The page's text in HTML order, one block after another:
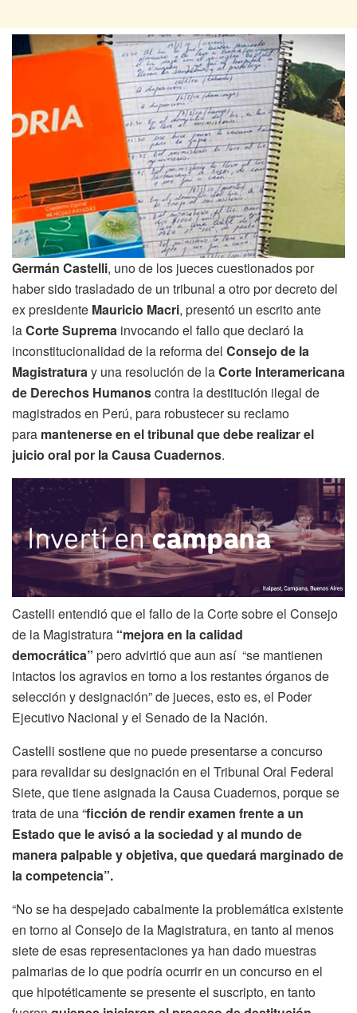
Germán Castelli, uno de los jueces cuestionados por
haber sido trasladado de un tribunal a otro por decreto del
ex presidente Mauricio Macri, presentó un escrito ante
laCorte Suprema invocando el fallo que declaró la
inconstitucionalidad de la reforma del Consejo de la
Magistraturay una resolución de laCorte Interamericana
de Derechos Humanoscontra la destitución ilegal de
magistrados en Perú, para robustecer su reclamo
para mantenerse en el tribunal que debe realizar el
juicio oral por la Causa Cuadernos.
Castelli entendió que el fallo de la Corte sobre el Consejo
de la Magistratura “mejora en la calidad
democrática” pero advirtió que aun así “se mantienen
intactos los agravios en torno a los restantes órganos de
selección y designación” de jueces, esto es, el Poder
Ejecutivo Nacional y el Senado de la Nación.
Castelli sostiene que no puede presentarse a concurso
para revalidar su designación en el Tribunal Oral Federal
Siete, que tiene asignada la Causa Cuadernos, porque se
trata de una “ficción de rendir examen frente a un
Estado que le avisó a la sociedad y al mundo de
manera palpable y objetiva, que quedará marginado de
la competencia”.
“No se ha despejado cabalmente la problemática existente
en torno al Consejo de la Magistratura, en tanto al menos
siete de esas representaciones ya han dado muestras
palmarias de lo que podría ocurrir en un concurso en el
que hipotéticamente se presente el suscripto, en tanto